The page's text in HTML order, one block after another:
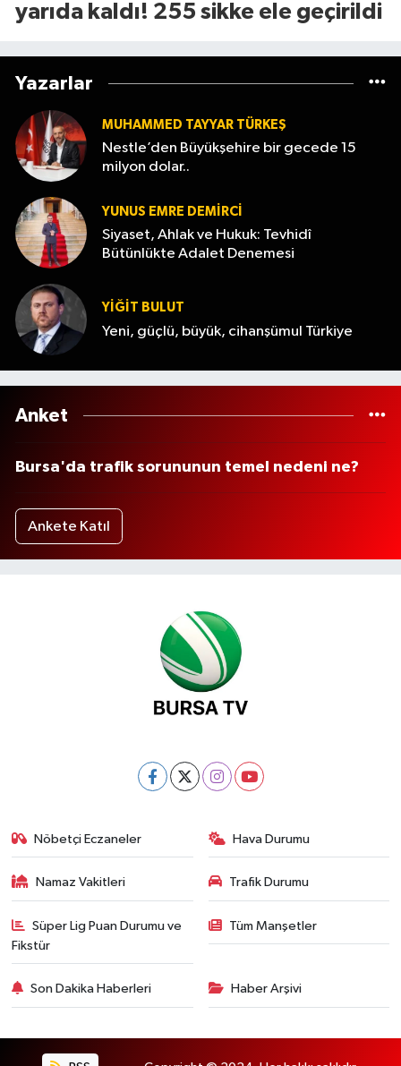
yarıda kaldı! 255 sikke ele geçirildi
Yazarlar
MUHAMMED TAYYAR TÜRKEŞ
Nestle’den Büyükşehire bir gecede 15
milyon dolar..
YUNUS EMRE DEMIRCI
Siyaset, Ahlak ve Hukuk: Tevhidî
Bütünlükte Adalet Denemesi
YİĞİT BULUT
Yeni, güçlü, büyük, cihanşümul Türkiye
Anket
Bursa'da trafik sorununun temel nedeni ne?
Ankete Katıl
Nöbetçi Eczaneler Hava Durumu
Namaz Vakitleri Trafik Durumu
Süper Lig Puan Durumu ve
Fikstür
Tüm Manşetler
Son Dakika Haberleri Haber Arşivi